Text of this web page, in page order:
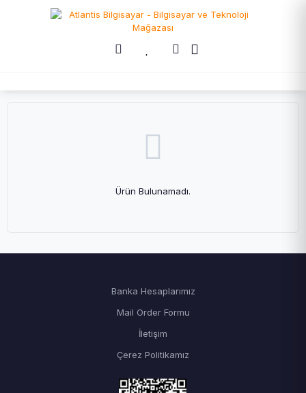
Ürün Bulunamadı.
Banka Hesaplarımız
Mail Order Formu
İletişim
Çerez Politikamız